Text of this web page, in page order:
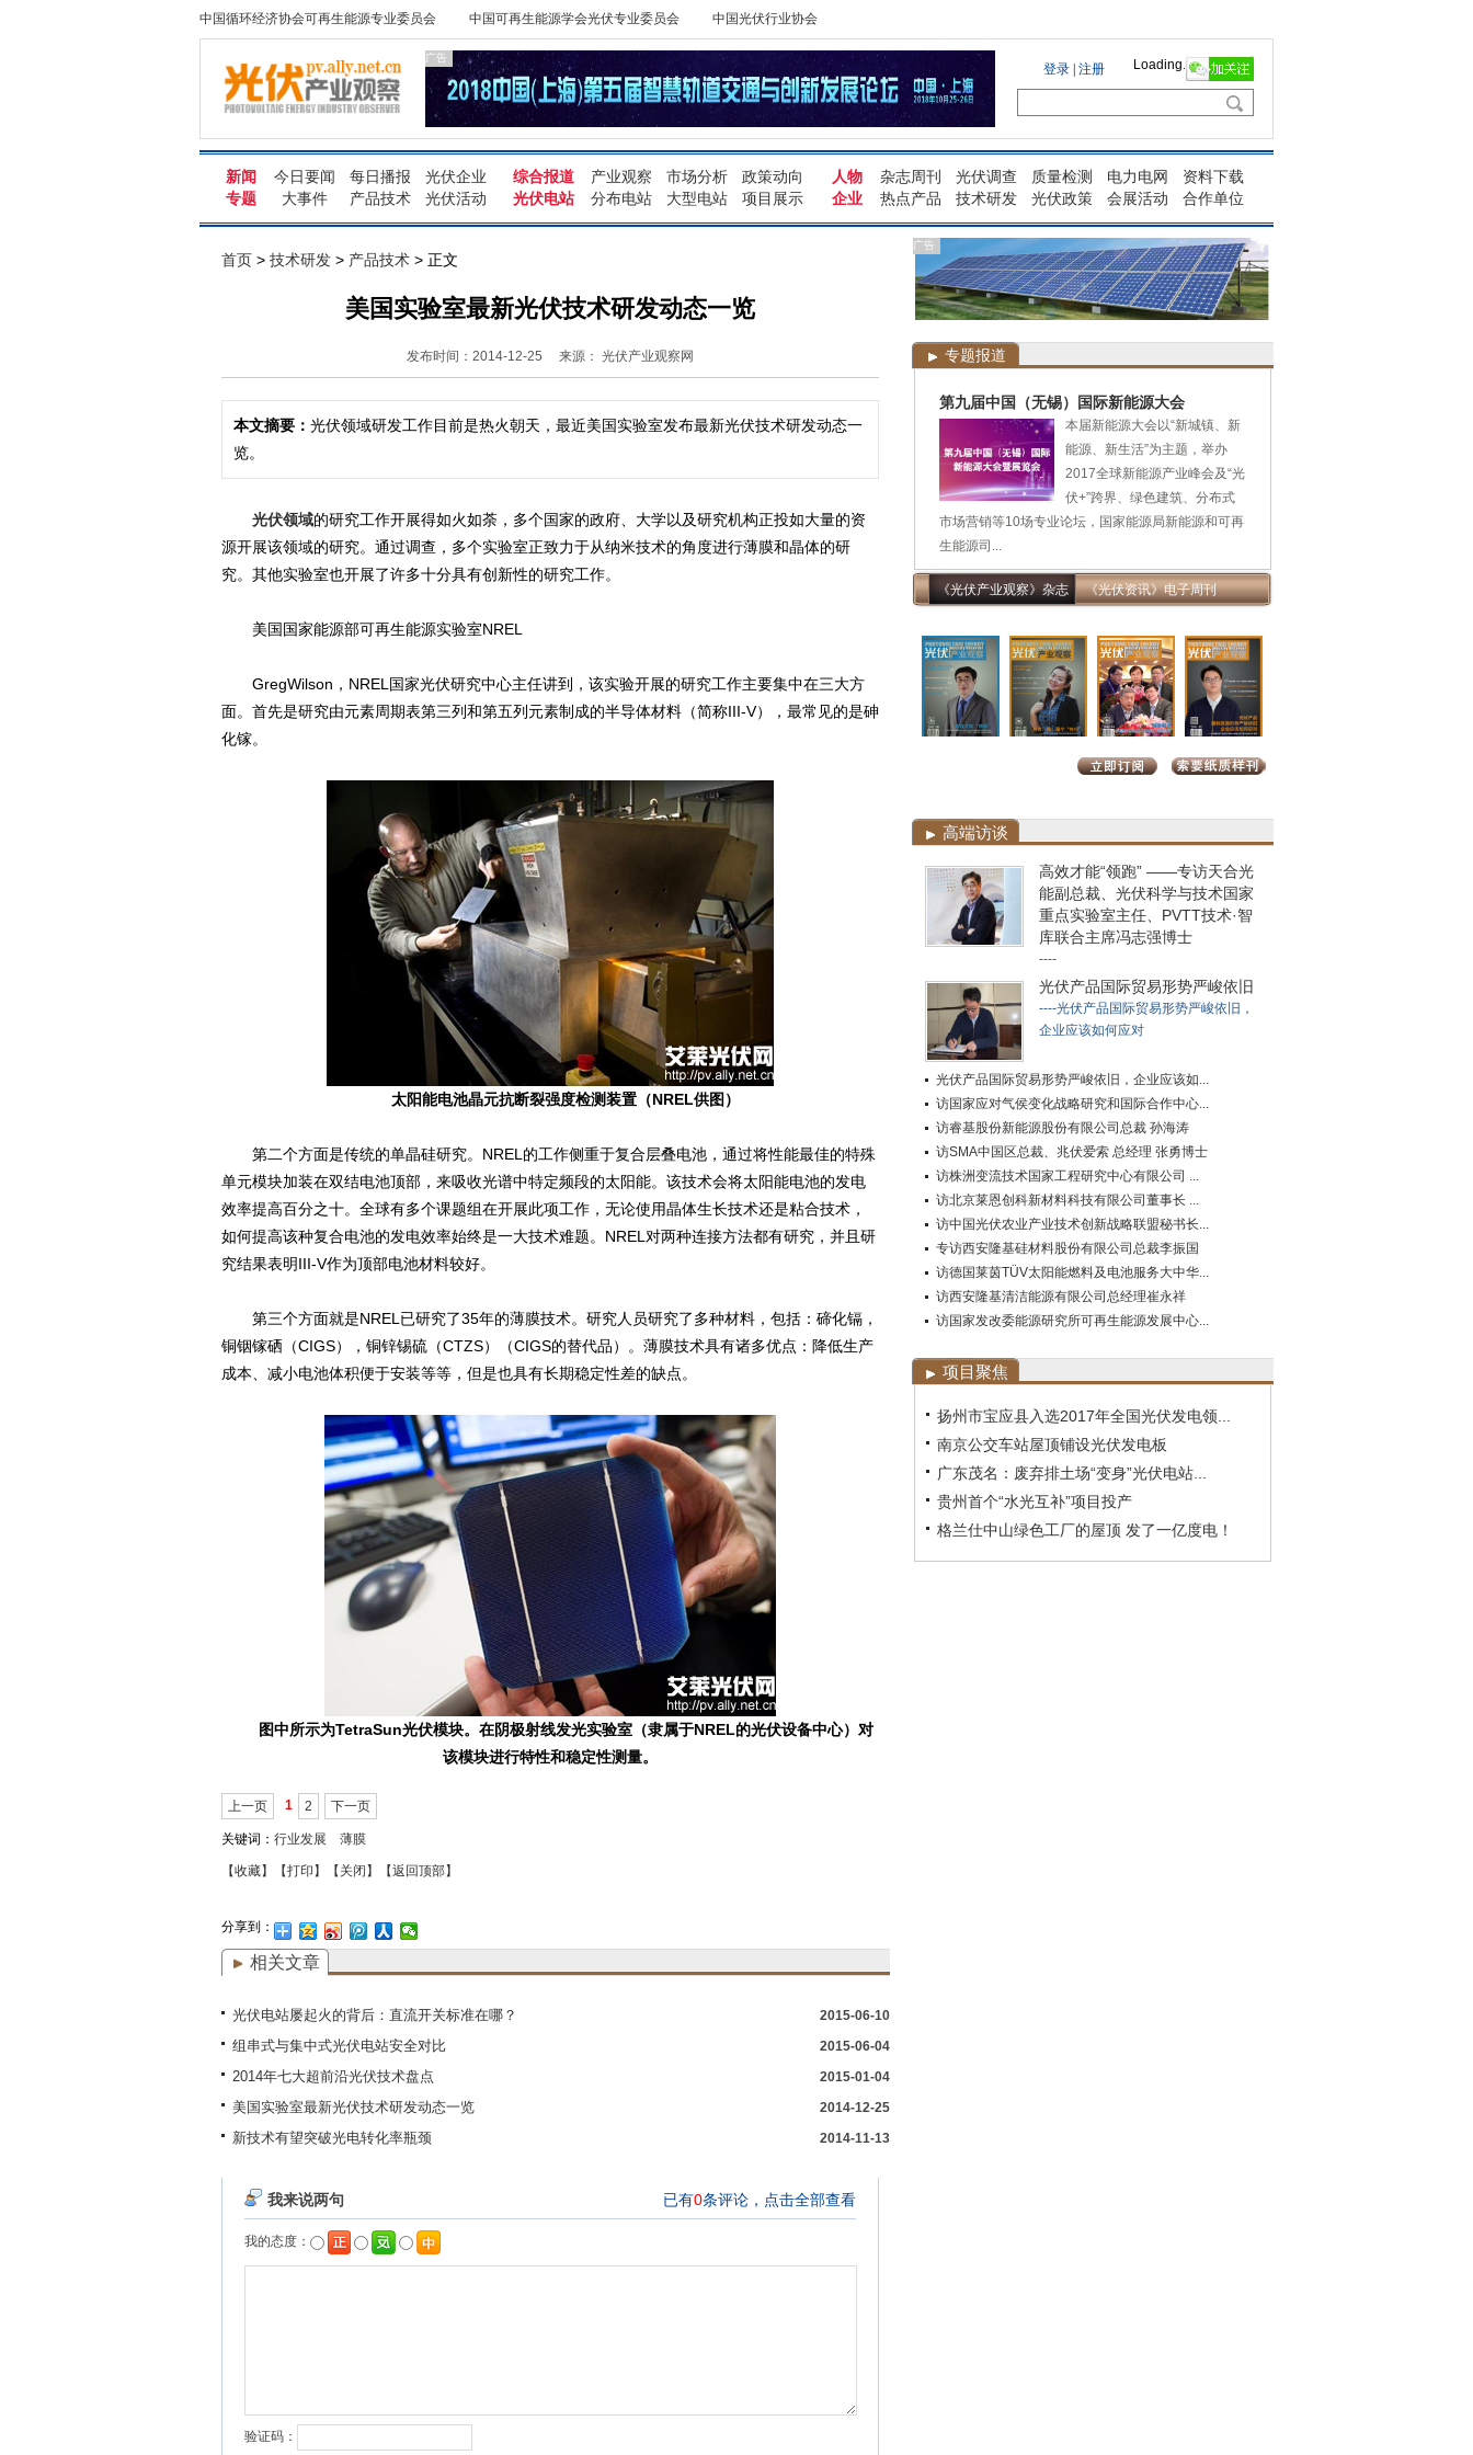
中国循环经济协会可再生能源专业委员会 中国可再生能源学会光伏专业委员会 中国光伏行业协会
广告 Loading...
新闻 今日要闻 每日播报 光伏企业 综合报道 产业观察 市场分析 政策动向 人物 杂志周刊 光伏调查 质量检测 电力电网
资料下载
专题
大事件 产品技术 光伏活动 光伏电站 分布电站 大型电站 项目展示 企业 热点产品 技术研发 光伏政策 会展活动 合作单位
首页 > 技术研发 > 产品技术 > 正文
美国实验室最新光伏技术研发动态一览
发布时间：2014-12-25 来源： 光伏产业观察网
本文摘要： 光伏领域研发工作目前是热火朝天，最近美国实验室发布最新光伏技术研发动态一
览。
光伏领域的研究工作开展得如火如荼，多个国家的政府、大学以及研究机构正投如大量的资
源开展该领域的研究。通过调查，多个实验室正致力于从纳米技术的角度进行薄膜和晶体的研
究。其他实验室也开展了许多十分具有创新性的研究工作。
美国国家能源部可再生能源实验室NREL
GregWilson，NREL国家光伏研究中心主任讲到，该实验开展的研究工作主要集中在三大方
面。首先是研究由元素周期表第三列和第五列元素制成的半导体材料（简称III-V），最常见的是砷
化镓。
太阳能电池晶元抗断裂强度检测装置（NREL供图）
第二个方面是传统的单晶硅研究。NREL的工作侧重于复合层叠电池，通过将性能最佳的特殊
单元模块加装在双结电池顶部，来吸收光谱中特定频段的太阳能。该技术会将太阳能电池的发电
效率提高百分之十。全球有多个课题组在开展此项工作，无论使用晶体生长技术还是粘合技术，
如何提高该种复合电池的发电效率始终是一大技术难题。NREL对两种连接方法都有研究，并且研
究结果表明III-V作为顶部电池材料较好。
第三个方面就是NREL已研究了35年的薄膜技术。研究人员研究了多种材料，包括：碲化镉，
铜铟镓硒（CIGS），铜锌锡硫（CTZS）（CIGS的替代品）。薄膜技术具有诸多优点：降低生产
成本、减小电池体积便于安装等等，但是也具有长期稳定性差的缺点。
图中所示为TetraSun光伏模块。在阴极射线发光实验室（隶属于NREL的光伏设备中心）对
该模块进行特性和稳定性测量。
上一页 1 2 下一页
关键词： 行业发展 薄膜
【收藏】 【打印】 【关闭】 【返回顶部】
分享到：
相关文章
光伏电站屡起火的背后：直流开关标准在哪？ 2015-06-10
组串式与集中式光伏电站安全对比 2015-06-04
2014年七大超前沿光伏技术盘点 2015-01-04
美国实验室最新光伏技术研发动态一览 2014-12-25
新技术有望突破光电转化率瓶颈 2014-11-13
广告
专题报道
第九届中国（无锡）国际新能源大会
本届新能源大会以“新城镇、新
能源、新生活”为主题，举办
2017全球新能源产业峰会及“光
伏+”跨界、绿色建筑、分布式
市场营销等10场专业论坛，国家能源局新能源和可再
生能源司...
《光伏产业观察》杂志 《光伏资讯》电子周刊
高端访谈
高效才能“领跑” ——专访天合光
能副总裁、光伏科学与技术国家
重点实验室主任、PVTT技术·智
库联合主席冯志强博士
----
光伏产品国际贸易形势严峻依旧
----光伏产品国际贸易形势严峻依旧，
企业应该如何应对
光伏产品国际贸易形势严峻依旧，企业应该如...
访国家应对气侯变化战略研究和国际合作中心...
访睿基股份新能源股份有限公司总裁 孙海涛
访SMA中国区总裁、兆伏爱索 总经理 张勇博士
访株洲变流技术国家工程研究中心有限公司 ...
访北京莱恩创科新材料科技有限公司董事长 ...
访中国光伏农业产业技术创新战略联盟秘书长...
专访西安隆基硅材料股份有限公司总裁李振国
访德国莱茵TÜV太阳能燃料及电池服务大中华...
访西安隆基清洁能源有限公司总经理崔永祥
访国家发改委能源研究所可再生能源发展中心...
项目聚焦
扬州市宝应县入选2017年全国光伏发电领...
南京公交车站屋顶铺设光伏发电板
广东茂名：废弃排土场“变身”光伏电站...
贵州首个“水光互补”项目投产
格兰仕中山绿色工厂的屋顶 发了一亿度电！